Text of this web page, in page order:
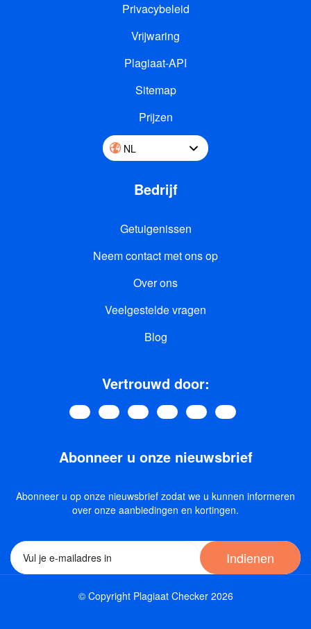
Privacybeleid
Vrijwaring
Plagiaat-API
Sitemap
Prijzen
NL
Bedrijf
Getuigenissen
Neem contact met ons op
Over ons
Veelgestelde vragen
Blog
Vertrouwd door:
Abonneer u onze nieuwsbrief
Abonneer u op onze nieuwsbrief zodat we u kunnen informeren
over onze aanbiedingen en kortingen.
Indienen
© Copyright Plagiaat Checker 2026